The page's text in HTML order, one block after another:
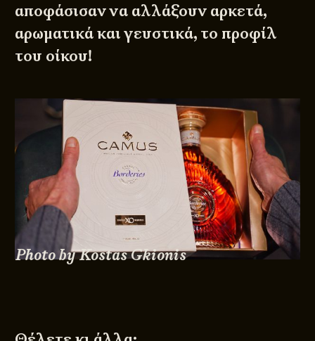
αποφάσισαν να αλλάξουν αρκετά,
αρωματικά και γευστικά, το προφίλ
του οίκου!
Photo by Kostas Gkionis